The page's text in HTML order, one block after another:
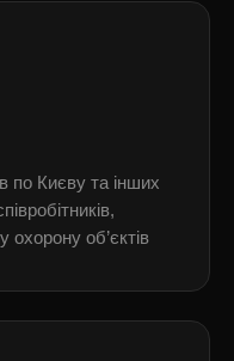
по Києву та інших
охорону об’єктів